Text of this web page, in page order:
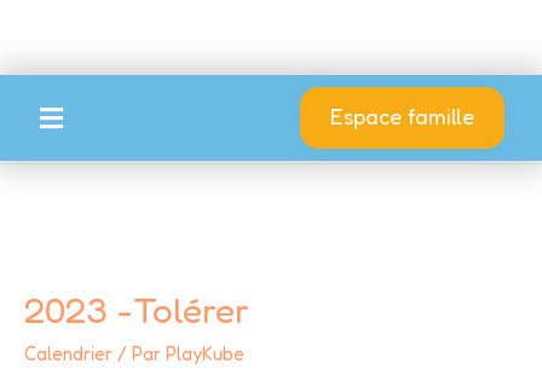
Espace famille
Mois : mars 2023
2023 -Tolérer
Calendrier / Par PlayKube